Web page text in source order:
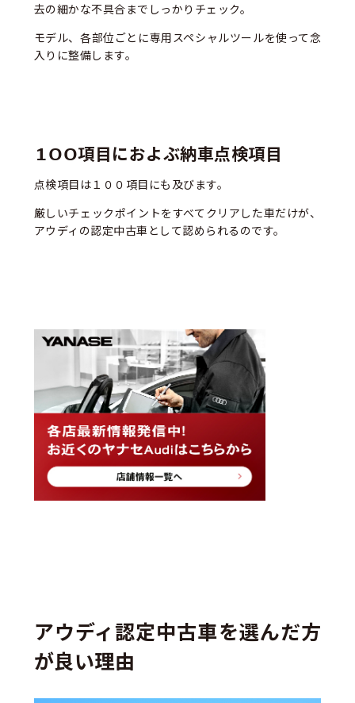
去の細かな不具合までしっかりチェック。
モデル、各部位ごとに専用スペシャルツールを使って念
入りに整備します。
100項目におよぶ納車点検項目
点検項目は１００項目にも及びます。
厳しいチェックポイントをすべてクリアした車だけが、
アウディの認定中古車として認められるのです。
アウディ認定中古車を選んだ方
が良い理由